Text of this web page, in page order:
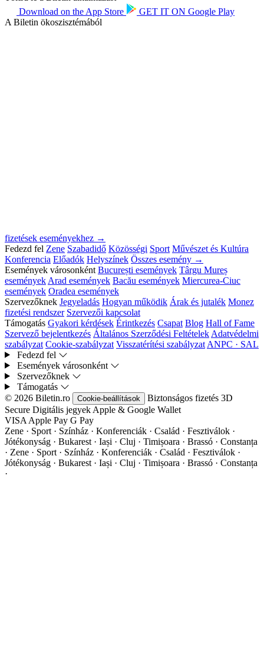
Download on the App Store GET IT ON Google Play
A Biletin ökoszisztémából
fizetések eseményekhez →
Fedezd fel Zene Szabadidő Közösségi Sport Művészet és Kultúra
Konferencia Előadók Helyszínek Összes esemény →
Események városonként București események Târgu Mureș
események Arad események Bacău események Miercurea-Ciuc
események Oradea események
Szervezőknek Jegyeladás Hogyan működik Árak és jutalék Monez
fizetési rendszer Szervezői kapcsolat
Támogatás Gyakori kérdések Érintkezés Csapat Blog Hall of Fame
Szervező bejelentkezés Általános Szerződési Feltételek Adatvédelmi
szabályzat Cookie-szabályzat Visszatérítési szabályzat ANPC · SAL
Fedezd fel
Események városonként
Szervezőknek
Támogatás
© 2026 Biletin.ro
Cookie-beállítások Biztonságos fizetés 3D
Secure Digitális jegyek Apple & Google Wallet
VISA Apple Pay G Pay
Zene · Sport · Színház · Konferenciák · Család · Fesztiválok ·
Jótékonyság · Bukarest · Iași · Cluj · Timișoara · Brassó · Constanța
· Zene · Sport · Színház · Konferenciák · Család · Fesztiválok ·
Jótékonyság · Bukarest · Iași · Cluj · Timișoara · Brassó · Constanța
·